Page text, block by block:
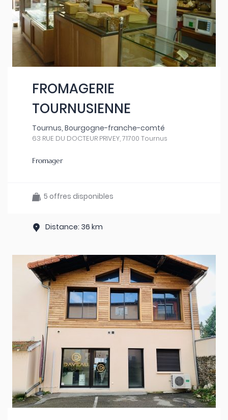
FROMAGERIE
TOURNUSIENNE
Tournus, Bourgogne-franche-comté
63 RUE DU DOCTEUR PRIVEY, 71700 Tournus
Fromager
5 offres disponibles
Distance: 36 km